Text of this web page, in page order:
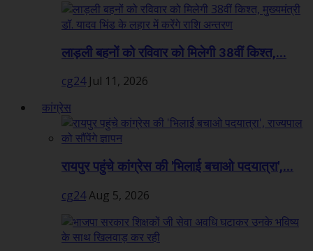
लाड़ली बहनों को रविवार को मिलेगी 38वीं किश्त,...
cg24 Jul 11, 2026
कांग्रेस
रायपुर पहुंचे कांग्रेस की 'भिलाई बचाओ पदयात्रा',...
cg24Aug 5, 2026